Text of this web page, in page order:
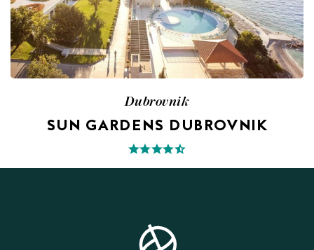
Dubrovnik
SUN GARDENS DUBROVNIK